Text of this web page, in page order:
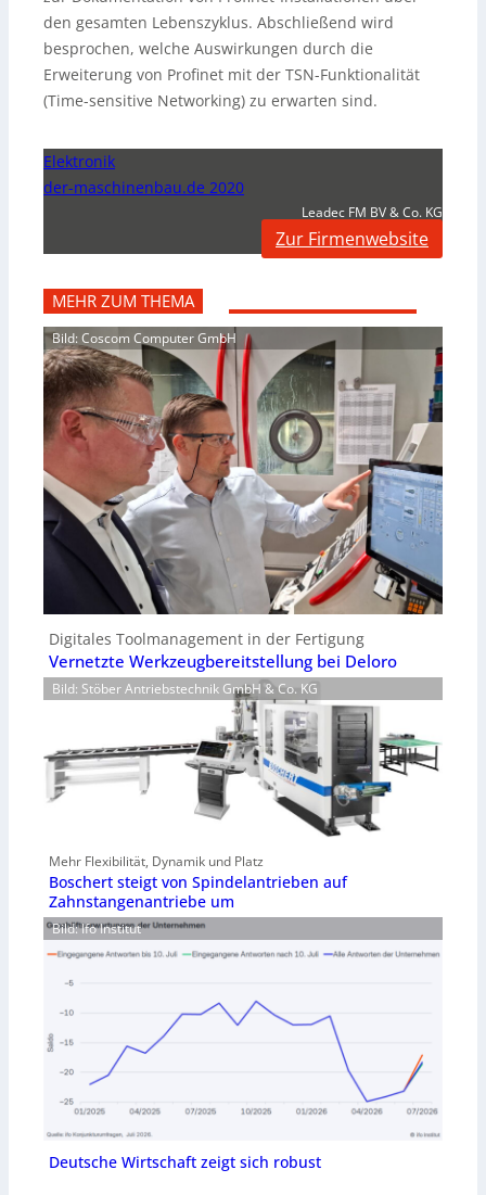
den gesamten Lebenszyklus. Abschließend wird
besprochen, welche Auswirkungen durch die
Erweiterung von Profinet mit der TSN-Funktionalität
(Time-sensitive Networking) zu erwarten sind.
Elektronik
der-maschinenbau.de 2020
Leadec FM BV & Co. KG
Zur Firmenwebsite
MEHR ZUM THEMA
Bild: Coscom Computer GmbH
Digitales Toolmanagement in der Fertigung
Vernetzte Werkzeugbereitstellung bei Deloro
Bild: Stöber Antriebstechnik GmbH & Co. KG
Mehr Flexibilität, Dynamik und Platz
Boschert steigt von Spindelantrieben auf
Zahnstangenantriebe um
Bild: Ifo Institut
Deutsche Wirtschaft zeigt sich robust